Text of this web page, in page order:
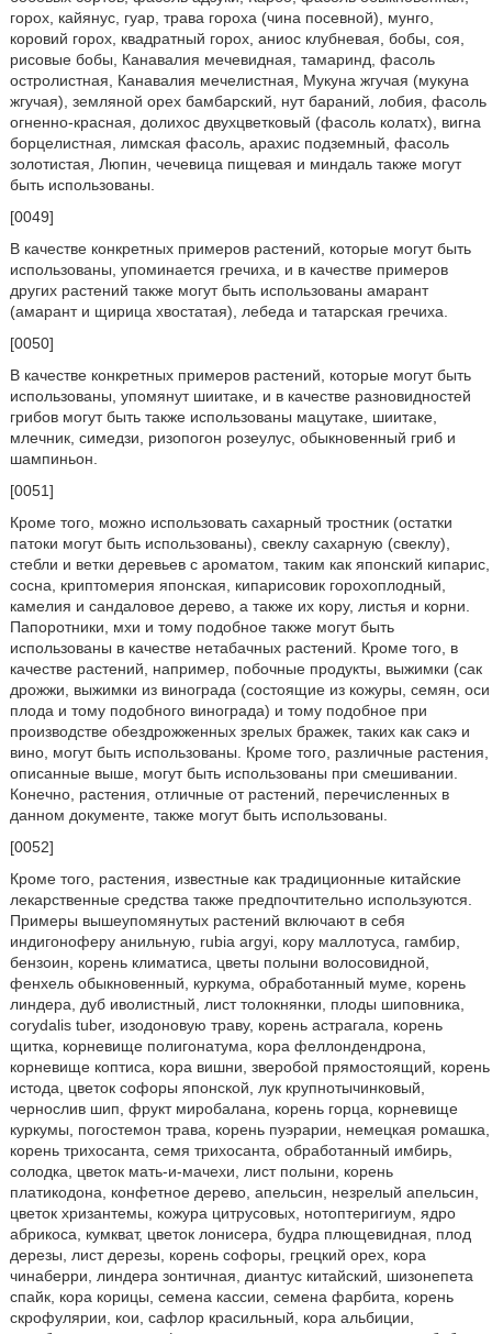
горох, кайянус, гуар, трава гороха (чина посевной), мунго,
коровий горох, квадратный горох, аниос клубневая, бобы, соя,
рисовые бобы, Канавалия мечевидная, тамаринд, фасоль
остролистная, Канавалия мечелистная, Мукуна жгучая (мукуна
жгучая), земляной орех бамбарский, нут бараний, лобия, фасоль
огненно-красная, долихос двухцветковый (фасоль колатх), вигна
борцелистная, лимская фасоль, арахис подземный, фасоль
золотистая, Люпин, чечевица пищевая и миндаль также могут
быть использованы.
[0049]
В качестве конкретных примеров растений, которые могут быть
использованы, упоминается гречиха, и в качестве примеров
других растений также могут быть использованы амарант
(амарант и щирица хвостатая), лебеда и татарская гречиха.
[0050]
В качестве конкретных примеров растений, которые могут быть
использованы, упомянут шиитаке, и в качестве разновидностей
грибов могут быть также использованы мацутаке, шиитаке,
млечник, симедзи, ризопогон розеулус, обыкновенный гриб и
шампиньон.
[0051]
Кроме того, можно использовать сахарный тростник (остатки
патоки могут быть использованы), свеклу сахарную (свеклу),
стебли и ветки деревьев с ароматом, таким как японский кипарис,
сосна, криптомерия японская, кипарисовик горохоплодный,
камелия и сандаловое дерево, а также их кору, листья и корни.
Папоротники, мхи и тому подобное также могут быть
использованы в качестве нетабачных растений. Кроме того, в
качестве растений, например, побочные продукты, выжимки (сак
дрожжи, выжимки из винограда (состоящие из кожуры, семян, оси
плода и тому подобного винограда) и тому подобное при
производстве обездрожженных зрелых бражек, таких как сакэ и
вино, могут быть использованы. Кроме того, различные растения,
описанные выше, могут быть использованы при смешивании.
Конечно, растения, отличные от растений, перечисленных в
данном документе, также могут быть использованы.
[0052]
Кроме того, растения, известные как традиционные китайские
лекарственные средства также предпочтительно используются.
Примеры вышеупомянутых растений включают в себя
индигоноферу анильную, rubia argyi, кору маллотуса, гамбир,
бензоин, корень климатиса, цветы полыни волосовидной,
фенхель обыкновенный, куркума, обработанный муме, корень
линдера, дуб иволистный, лист толокнянки, плоды шиповника,
corydalis tuber, изодоновую траву, корень астрагала, корень
щитка, корневище полигонатума, кора феллондендрона,
корневище коптиса, кора вишни, зверобой прямостоящий, корень
истода, цветок софоры японской, лук крупнотычинковый,
чернослив шип, фрукт миробалана, корень горца, корневище
куркумы, погостемон трава, корень пуэрарии, немецкая ромашка,
корень трихосанта, семя трихосанта, обработанный имбирь,
солодка, цветок мать-и-мачехи, лист полыни, корень
платикодона, конфетное дерево, апельсин, незрелый апельсин,
цветок хризантемы, кожура цитрусовых, нотоптеригиум, ядро
абрикоса, кумкват, цветок лонисера, будра плющевидная, плод
дерезы, лист дерезы, корень софоры, грецкий орех, кора
чинаберри, линдера зонтичная, диантус китайский, шизонепета
спайк, кора корицы, семена кассии, семена фарбита, корень
скрофулярии, кои, сафлор красильный, кора альбиции,